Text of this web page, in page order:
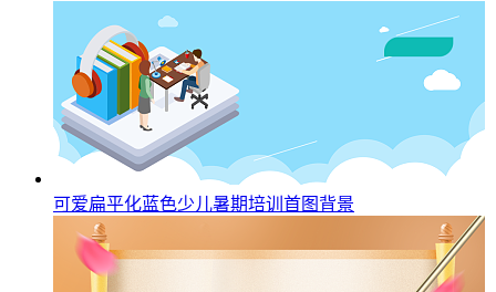
可爱扁平化蓝色少儿暑期培训首图背景